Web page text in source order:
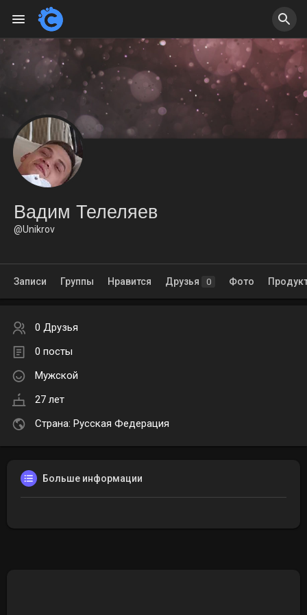
Вадим Телеляев
@Unikrov
Записи Группы Нравится Друзья 0 Фото
0 Друзья
0 посты
Мужской
27 лет
Страна: Русская Федерация
Больше информации